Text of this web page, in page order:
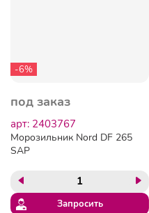
-6%
под заказ
арт: 2403767
Морозильник Nord DF 265
SAP
Запросить